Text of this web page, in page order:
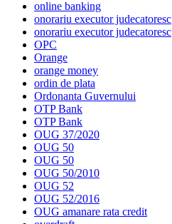
online banking
onorariu executor judecatoresc
onorariu executor judecatoresc
OPC
Orange
orange money
ordin de plata
Ordonanta Guvernului
OTP Bank
OTP Bank
OUG 37/2020
OUG 50
OUG 50
OUG 50/2010
OUG 52
OUG 52/2016
OUG amanare rata credit